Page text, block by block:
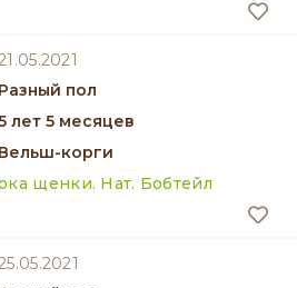
разный пол
5 лет 5 месяцев
Вельш-корги
щенки. Нат. Бобтейл